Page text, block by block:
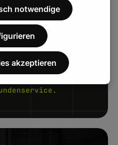
notwendige
akzeptieren